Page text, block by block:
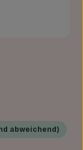
abweichend)